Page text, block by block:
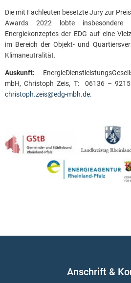
Die mit Fachleuten besetzte Jury zur
Awards 2022 lobte insbesondere
Energiekonzeptes der EDG auf eine
im Bereich der Objekt- und
Klimaneutralität.
Auskunft:
mbH, Christoph Zeis, T: 06136 –
christoph.zeis@edg-mbh.de.
Anschrift &